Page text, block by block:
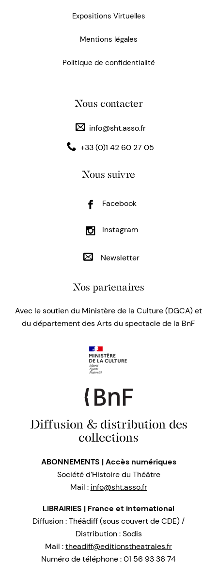
Expositions Virtuelles
Mentions légales
Politique de confidentialité
Nous contacter
info@sht.asso.fr
+33 (0)1 42 60 27 05
Nous suivre
Facebook
Instagram
Newsletter
Nos partenaires
Avec le soutien du Ministère de la Culture (DGCA) et
du département des Arts du spectacle de la BnF
Diffusion & distribution des
collections
ABONNEMENTS | Accès numériques
Société d’Histoire du Théâtre
Mail : info@sht.asso.fr
LIBRAIRIES | France et international
Diffusion : Théâdiff (sous couvert de CDE) /
Distribution : Sodis
Mail :theadiff@editionstheatrales.fr
Numéro de téléphone : 01 56 93 36 74